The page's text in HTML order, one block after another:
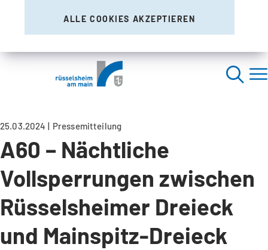
ALLE COOKIES AKZEPTIEREN
25.03.2024 Pressemitteilung
A60 – Nächtliche
Vollsperrungen zwischen
Rüsselsheimer Dreieck
und Mainspitz-Dreieck